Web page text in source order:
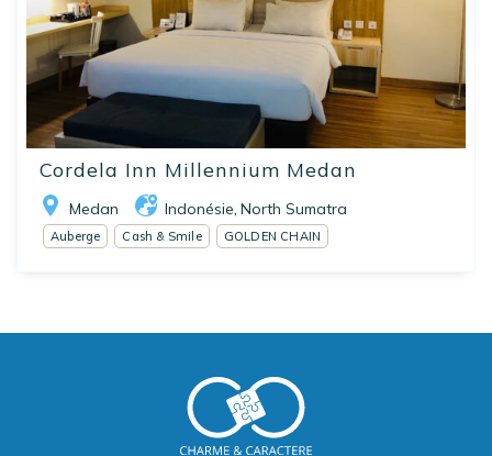
Cordela Inn Millennium Medan
Medan Indonésie North Sumatra
Auberge Cash & Smile GOLDEN CHAIN